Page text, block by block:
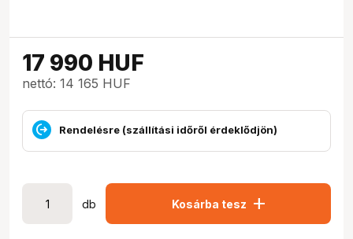
17 990 HUF
nettó: 14 165 HUF
Rendelésre (szállítási időről érdeklődjön)
db Kosárba tesz add